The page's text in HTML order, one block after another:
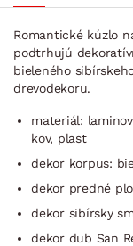
Romantické kúzlo
podtrhujú
bieleného
drevodekoru.
materiál:
kov, plast
dekor korpus:
dekor predné
dekor sibírsky
dekor dub San